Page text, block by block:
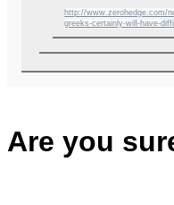
http://www.zerohedge.com/
greeks-certainly-will-have-
Are you